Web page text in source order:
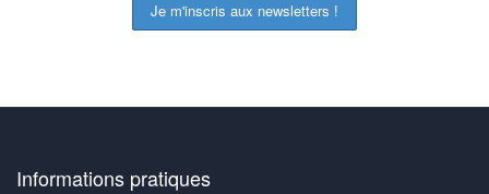
Informations pratiques